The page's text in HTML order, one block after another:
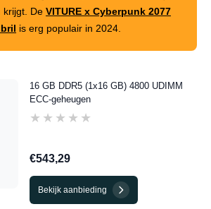
krijgt. De VITURE x Cyberpunk 2077
is erg populair in 2024.
16 GB DDR5 (1x16 GB) 4800 UDIMM
ECC-geheugen
★★★★★
★★★★★
€543,29
Bekijk aanbieding